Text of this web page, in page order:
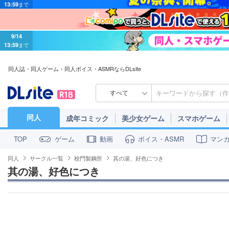
13:59まで
同人誌・同人ゲーム・同人ボイス・ASMRならDLsite
すべて
同人 成年コミック 美少女ゲーム スマホゲーム
TOP ゲーム 動画 ボイス・ASMR マン
同人 サークル一覧 校門製鋼所 其の湯、好色につき
其の湯、好色につき